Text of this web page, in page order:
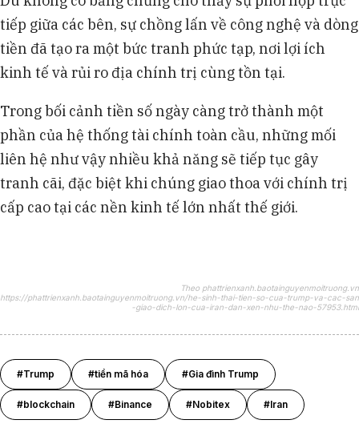
tiếp giữa các bên, sự chồng lấn về công nghệ và dòng
tiền đã tạo ra một bức tranh phức tạp, nơi lợi ích
kinh tế và rủi ro địa chính trị cùng tồn tại.
Trong bối cảnh tiền số ngày càng trở thành một
phần của hệ thống tài chính toàn cầu, những mối
liên hệ như vậy nhiều khả năng sẽ tiếp tục gây
tranh cãi, đặc biệt khi chúng giao thoa với chính trị
cấp cao tại các nền kinh tế lớn nhất thế giới.
Theo phattrienxanh.baotainguyenmoitruong.vn
https://phattrienxanh.baotainguyenmoitruong.vn/he-sinh-thai-tien-so-cua-trump-va-cac-san
-giao-dich-lon-cua-iran-dan-xen-nhu-the-nao-57953.html
#Trump #tiền mã hóa #Gia đình Trump
#blockchain #Binance #Nobitex #Iran